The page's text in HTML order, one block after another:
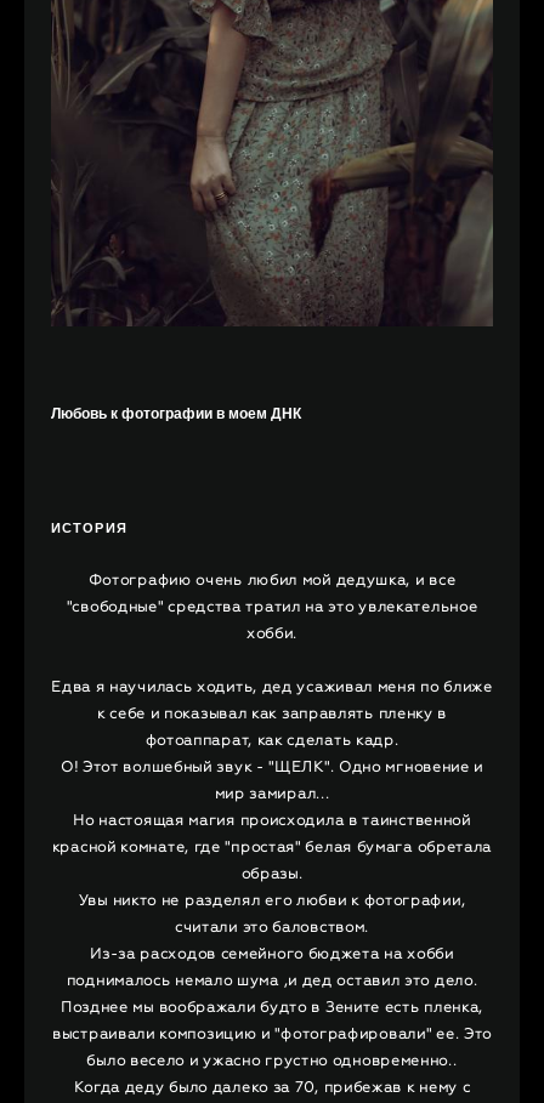
Любовь к фотографии в моем ДНК
ИСТОРИЯ
Фотографию очень любил мой дедушка, и все
"свободные" средства тратил на это увлекательное
хобби.
Едва я научилась ходить, дед усаживал меня по ближе
к себе и показывал как заправлять пленку в
фотоаппарат, как сделать кадр.
О! Этот волшебный звук - "ЩЕЛК". Одно мгновение и
мир замирал...
Но настоящая магия происходила в таинственной
красной комнате, где "простая" белая бумага обретала
образы.
Увы никто не разделял его любви к фотографии,
считали это баловством.
Из-за расходов семейного бюджета на хобби
поднималось немало шума ,и дед оставил это дело.
Позднее мы воображали будто в Зените есть пленка,
выстраивали композицию и "фотографировали" ее. Это
было весело и ужасно грустно одновременно..
Когда деду было далеко за 70, прибежав к нему с